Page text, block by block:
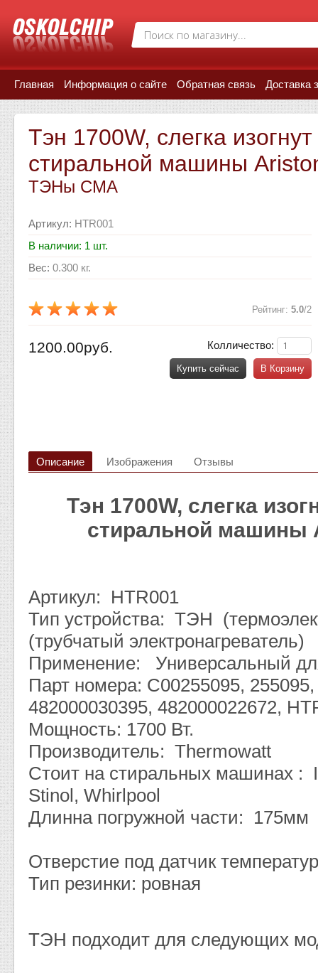
Главная Информация о сайте Обратная связь Доставка
Тэн 1700W, слегка
стиральной машины
ТЭНы СМА
Артикул: HTR001
В наличии: 1 шт.
Вес: 0.300 кг.
Рейтинг: 5.0/2
Колличество:
В Корзину
Купить сейчас
1200.00руб.
Описание Изображения Отзывы
Тэн 1700W, слегка
стиральной
Артикул: HTR001
Тип устройства: ТЭН
(трубчатый электронагреватель)
Применение: Универсальный
Парт номера: C00255095,
482000030395, 482000022672,
Мощность: 1700 Вт.
Производитель: Thermowatt
Стоит на стиральных машинах :
Stinol, Whirlpool
Длинна погружной части: 175мм
Отверстие под датчик
Тип резинки: ровная
ТЭН подходит для следующих